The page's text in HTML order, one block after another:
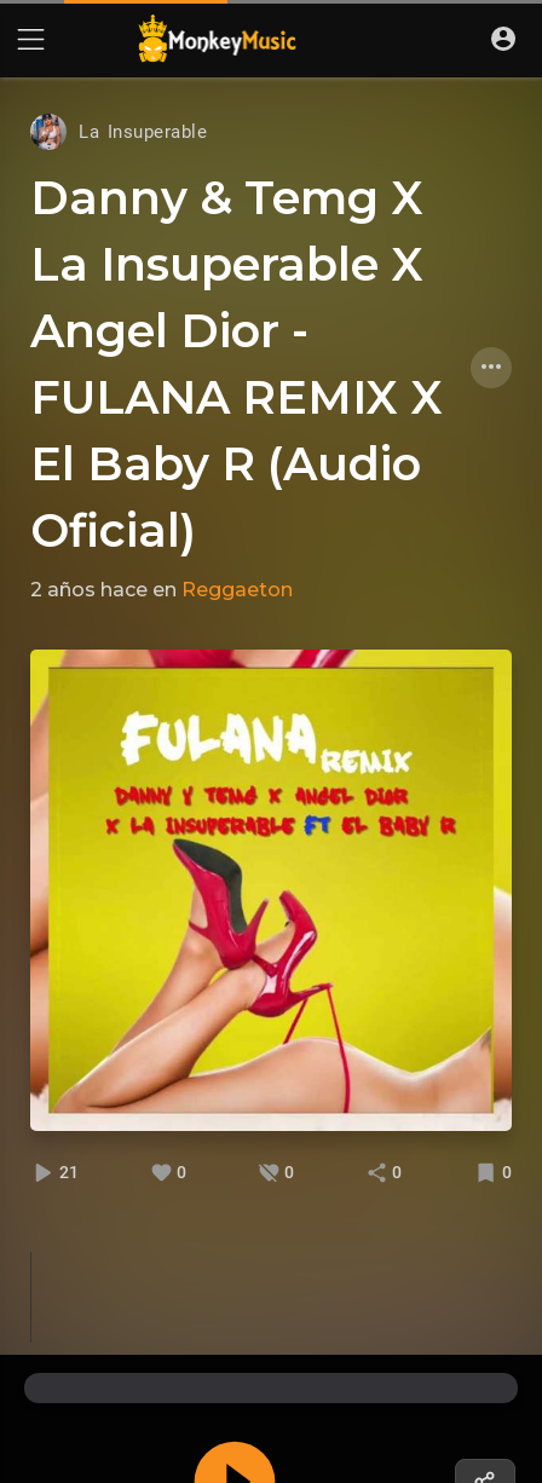
La Insuperable
Danny & Temg X
La Insuperable X
Angel Dior -
FULANA REMIX X
El Baby R (Audio
Oficial)
2 años hace en Reggaeton
21 0 0 0 0